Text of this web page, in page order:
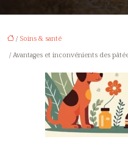
/ Soins & santé
/ Avantages et inconvénients des